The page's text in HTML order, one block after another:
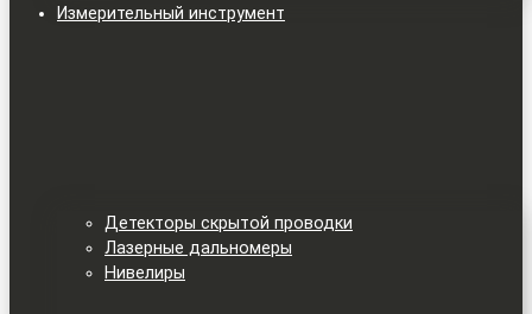
Измерительный инструмент
Детекторы скрытой проводки
Лазерные дальномеры
Нивелиры